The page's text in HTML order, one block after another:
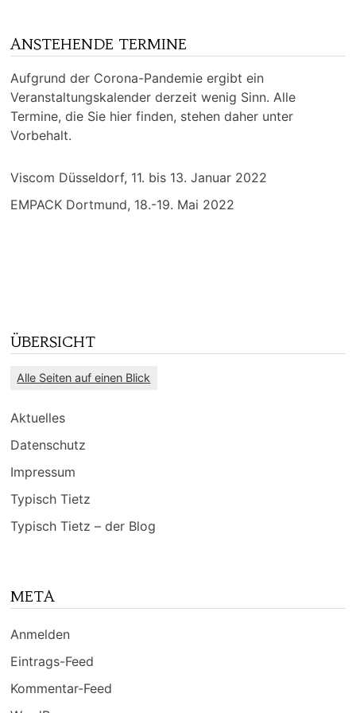
ANSTEHENDE TERMINE
Aufgrund der Corona-Pandemie ergibt ein
Veranstaltungskalender derzeit wenig Sinn. Alle
Termine, die Sie hier finden, stehen daher unter
Vorbehalt.
Viscom Düsseldorf, 11. bis 13. Januar 2022
EMPACK Dortmund, 18.-19. Mai 2022
ÜBERSICHT
Alle Seiten auf einen Blick
Aktuelles
Datenschutz
Impressum
Typisch Tietz
Typisch Tietz – der Blog
META
Anmelden
Eintrags-Feed
Kommentar-Feed